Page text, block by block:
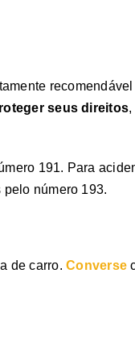
seus direitos
191. Para
número 193.
de carro.Converse